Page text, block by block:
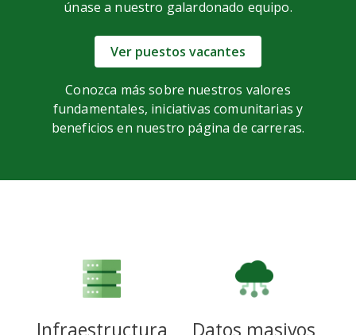
únase a nuestro galardonado equipo.
Ver puestos vacantes
Conozca más sobre nuestros valores
fundamentales, iniciativas comunitarias y
beneficios en nuestro página de carreras.
Infraestructura Datos masivos